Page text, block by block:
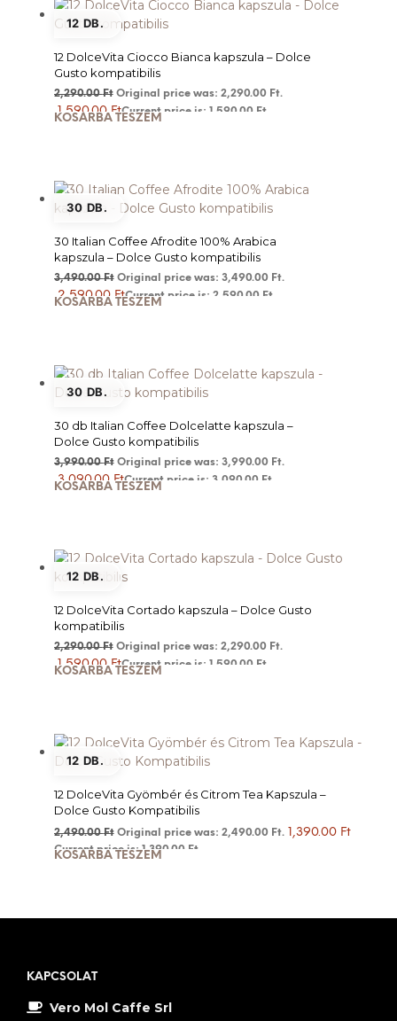
12 DB.
12 DolceVita Ciocco Bianca kapszula – Dolce
Gusto kompatibilis
2,290.00Ft Original price was: 2,290.00 Ft.
1,590.00FtCurrent price is: 1,590.00 Ft.
KOSÁRBA TESZEM
30 DB.
30 Italian Coffee Afrodite 100% Arabica
kapszula – Dolce Gusto kompatibilis
3,490.00Ft Original price was: 3,490.00 Ft.
2,590.00 FtCurrent price is: 2,590.00 Ft.
KOSÁRBA TESZEM
30 DB.
30 db Italian Coffee Dolcelatte kapszula –
Dolce Gusto kompatibilis
3,990.00Ft Original price was: 3,990.00 Ft.
3,090.00 FtCurrent price is: 3,090.00 Ft.
KOSÁRBA TESZEM
12 DB.
12 DolceVita Cortado kapszula – Dolce Gusto
kompatibilis
2,290.00Ft Original price was: 2,290.00 Ft.
1,590.00FtCurrent price is: 1,590.00 Ft.
KOSÁRBA TESZEM
12 DB.
12 DolceVita Gyömbér és Citrom Tea Kapszula –
Dolce Gusto Kompatibilis
2,490.00Ft Original price was: 2,490.00 Ft. 1,390.00 Ft
Current price is: 1,390.00 Ft.
KOSÁRBA TESZEM
KAPCSOLAT
Vero Mol Caffe Srl